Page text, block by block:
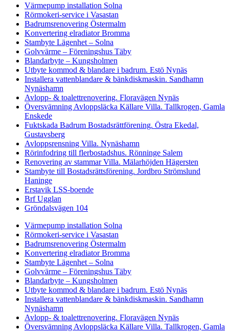
Värmepump installation Solna
Rörmokeri-service i Vasastan
Badrumsrenovering Östermalm
Konvertering elradiator Bromma
Stambyte Lägenhet – Solna
Golvvärme – Föreningshus Täby
Blandarbyte – Kungsholmen
Utbyte kommod & blandare i badrum. Estö Nynäs
Installera vattenblandare & bänkdiskmaskin. Sandhamn
Nynäshamn
Avlopp- & toalettrenovering. Floravägen Nynäs
Översvämning Avloppsläcka Källare Villa. Tallkrogen, Gamla
Enskede
Fuktskada Badrum Bostadsrättförening. Östra Ekedal,
Gustavsberg
Avloppsrensning Villa. Nynäshamn
Rörinfodring till flerbostadshus. Rönninge Salem
Renovering av stammar Villa. Mälarhöjden Hägersten
Stambyte till Bostadsrättsförening. Jordbro Strömslund
Haninge
Erstavik LSS-boende
Brf Ugglan
Gröndalsvägen 104
Värmepump installation Solna
Rörmokeri-service i Vasastan
Badrumsrenovering Östermalm
Konvertering elradiator Bromma
Stambyte Lägenhet – Solna
Golvvärme – Föreningshus Täby
Blandarbyte – Kungsholmen
Utbyte kommod & blandare i badrum. Estö Nynäs
Installera vattenblandare & bänkdiskmaskin. Sandhamn
Nynäshamn
Avlopp- & toalettrenovering. Floravägen Nynäs
Översvämning Avloppsläcka Källare Villa. Tallkrogen, Gamla